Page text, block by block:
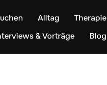
Alltag
Therapie
& Vorträge Blog